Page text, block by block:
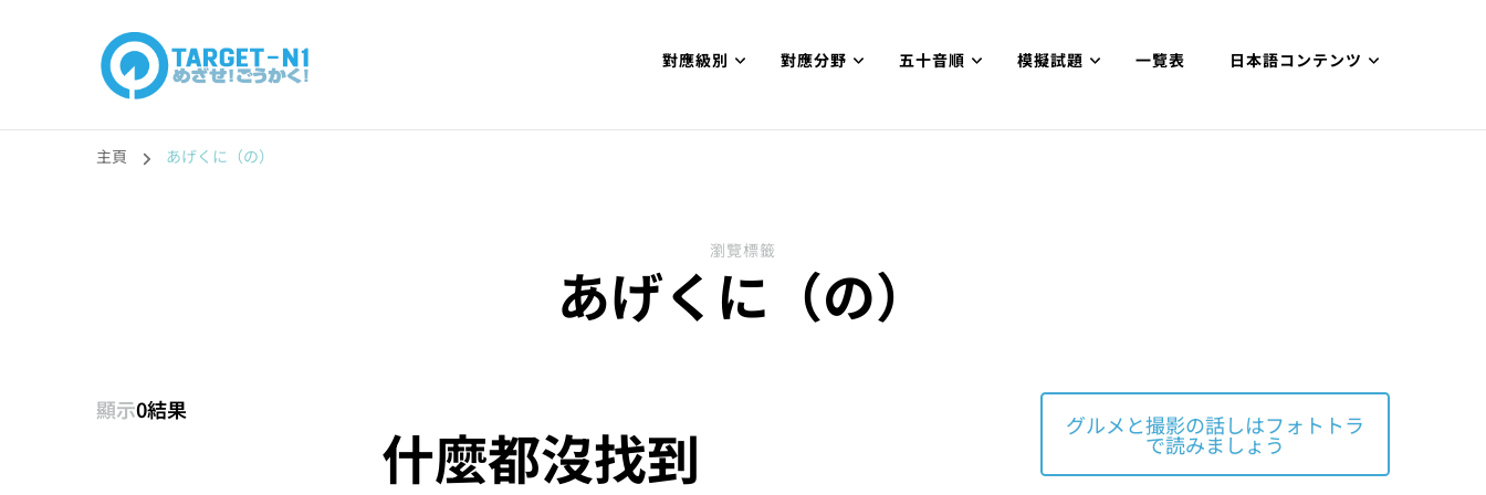
目標!!日本語能力試N1合格
對應級別 對應分野 五十音順 模擬試題 一覽表 日本語コンテンツ
主頁 あげくに（の）
瀏覽標籤
あげくに（の）
顯示0結果
什麼都沒找到 グルメと撮影の話しはフォトトラ
で読みましょう